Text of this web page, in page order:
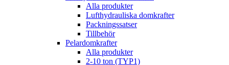
Alla produkter
Lufthydrauliska domkrafter
Packningssatser
Tillbehör
Pelardomkrafter
Alla produkter
2-10 ton (TYP1)